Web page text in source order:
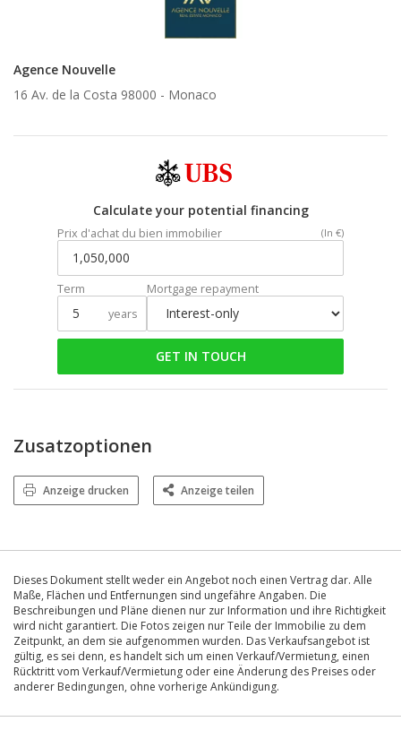
Agence Nouvelle
16 Av. de la Costa 98000 - Monaco
Calculate your potential financing
Prix d'achat du bien immobilier (In €)
Term
years
Mortgage repayment
GET IN TOUCH
Zusatzoptionen
Anzeige drucken Anzeige teilen
Dieses Dokument stellt weder ein Angebot noch einen Vertrag dar. Alle
Maße, Flächen und Entfernungen sind ungefähre Angaben. Die
Beschreibungen und Pläne dienen nur zur Information und ihre Richtigkeit
wird nicht garantiert. Die Fotos zeigen nur Teile der Immobilie zu dem
Zeitpunkt, an dem sie aufgenommen wurden. Das Verkaufsangebot ist
gültig, es sei denn, es handelt sich um einen Verkauf/Vermietung, einen
Rücktritt vom Verkauf/Vermietung oder eine Änderung des Preises oder
anderer Bedingungen, ohne vorherige Ankündigung.